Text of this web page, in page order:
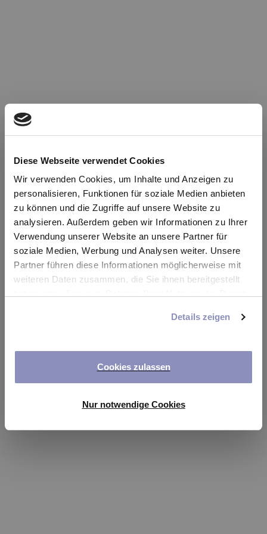
Diese Webseite verwendet Cookies
Wir verwenden Cookies, um Inhalte und Anzeigen zu
personalisieren, Funktionen für soziale Medien anbieten
zu können und die Zugriffe auf unsere Website zu
analysieren. Außerdem geben wir Informationen zu Ihrer
Verwendung unserer Website an unsere Partner für
soziale Medien, Werbung und Analysen weiter. Unsere
Partner führen diese Informationen möglicherweise mit
weiteren Daten zusammen, die Sie ihnen bereitgestellt
anpassen oder widerrufen. Weitere Details hierzu finden
Details zeigen
Cookies zulassen
Nur notwendige Cookies
Oops!
Something went wrong. Please try refreshing the
app
Refresh